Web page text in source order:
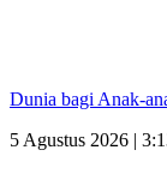
Dunia bagi Anak-
5 Agustus 2026 |